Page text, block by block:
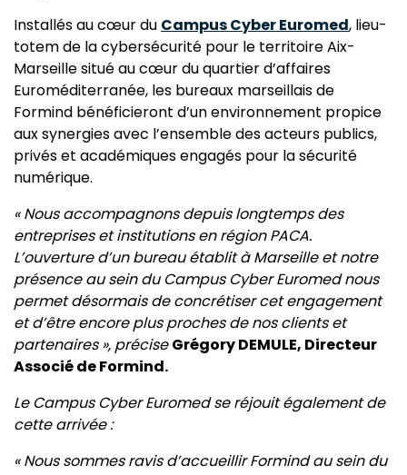
Installés au cœur du Campus Cyber Euromed, lieu-
totem de la cybersécurité pour le territoire Aix-
Marseille situé au cœur du quartier d’affaires
Euroméditerranée, les bureaux marseillais de
Formind bénéficieront d’un environnement propice
aux synergies avec l’ensemble des acteurs publics,
privés et académiques engagés pour la sécurité
numérique.
« Nous accompagnons depuis longtemps des
entreprises et institutions en région PACA.
L’ouverture d’un bureau établit à Marseille et notre
présence au sein du Campus Cyber Euromed nous
permet désormais de concrétiser cet engagement
et d’être encore plus proches de nos clients et
partenaires », préciseGrégory DEMULE, Directeur
Associé de Formind.
Le Campus Cyber Euromed se réjouit également de
cette arrivée :
« Nous sommes ravis d’accueillir Formind au sein du